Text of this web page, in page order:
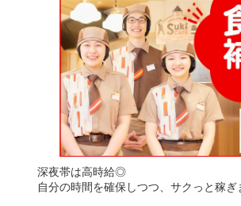
深夜帯は高時給◎
自分の時間を確保しつつ、サクっと稼ぎ